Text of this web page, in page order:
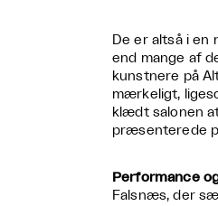
De er altså i en
end mange af
kunstnere på
mærkeligt,
klædt salonen
præsenterede
Performance
Falsnæs, der